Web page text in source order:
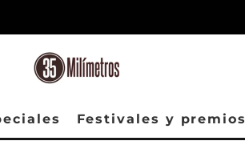
Festivales y premios